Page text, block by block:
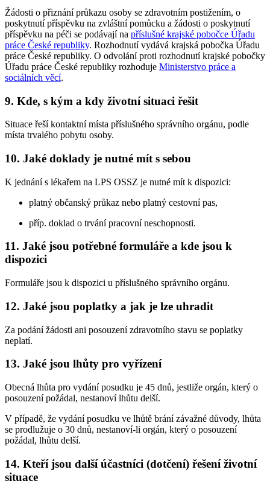
Žádosti o přiznání průkazu osoby se zdravotním postižením, o
poskytnutí příspěvku na zvláštní pomůcku a žádosti o poskytnutí
příspěvku na péči se podávají na příslušné krajské pobočce Úřadu
práce České republiky. Rozhodnutí vydává krajská pobočka Úřadu
práce České republiky. O odvolání proti rozhodnutí krajské pobočky
Úřadu práce České republiky rozhoduje Ministerstvo práce a
sociálních věcí.
9. Kde, s kým a kdy životní situaci řešit
Situace řeší kontaktní místa příslušného správního orgánu, podle
místa trvalého pobytu osoby.
10. Jaké doklady je nutné mít s sebou
K jednání s lékařem na LPS OSSZ je nutné mít k dispozici:
platný občanský průkaz nebo platný cestovní pas,
příp. doklad o trvání pracovní neschopnosti.
11. Jaké jsou potřebné formuláře a kde jsou k
dispozici
Formuláře jsou k dispozici u příslušného správního orgánu.
12. Jaké jsou poplatky a jak je lze uhradit
Za podání žádosti ani posouzení zdravotního stavu se poplatky
neplatí.
13. Jaké jsou lhůty pro vyřízení
Obecná lhůta pro vydání posudku je 45 dnů, jestliže orgán, který o
posouzení požádal, nestanoví lhůtu delší.
V případě, že vydání posudku ve lhůtě brání závažné důvody, lhůta
se prodlužuje o 30 dnů, nestanoví-li orgán, který o posouzení
požádal, lhůtu delší.
14. Kteří jsou další účastníci (dotčení) řešení životní
situace